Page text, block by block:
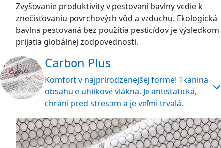
Zvyšovanie produktivity v pestovaní bavlny vedie k
znečisťovaniu povrchových vôd a vzduchu. Ekologická
bavlna pestovaná bez použitia pesticídov je výsledkom
prijatia globálnej zodpovednosti.
Carbon Plus
Komfort v najprirodzenejšej forme! Tkanina
obsahuje uhlíkové vlákna. Je antistatická,
chráni pred stresom a je veľmi trvalá.